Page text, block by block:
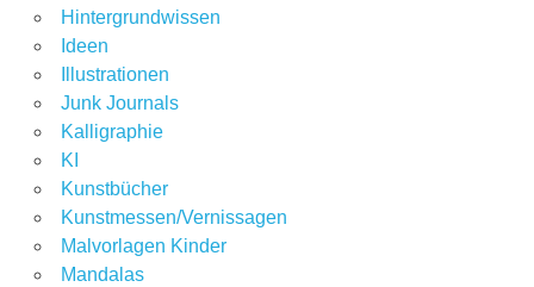
Hintergrundwissen
Ideen
Illustrationen
Junk Journals
Kalligraphie
KI
Kunstbücher
Kunstmessen/Vernissagen
Malvorlagen Kinder
Mandalas